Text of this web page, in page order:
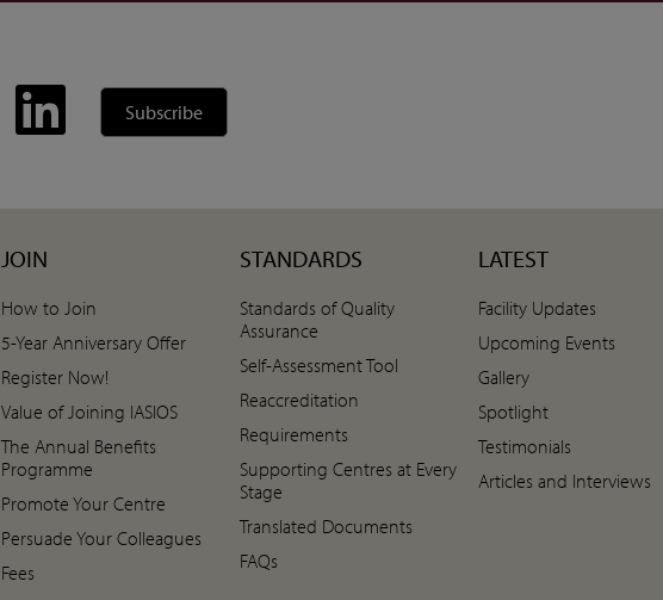
Twitter LinkedIn
Subscribe
JOIN
How to Join
5-Year Anniversary Offer
Register Now!
Value of Joining IASIOS
The Annual Benefits
Programme
Promote Your Centre
Persuade Your Colleagues
Fees
STANDARDS
Standards of Quality
Assurance
Self-Assessment Tool
Reaccreditation
Requirements
Supporting Centres at Every
Stage
Translated Documents
FAQs
LATEST
Facility Updates
Upcoming Events
Gallery
Spotlight
Testimonials
Articles and Interviews